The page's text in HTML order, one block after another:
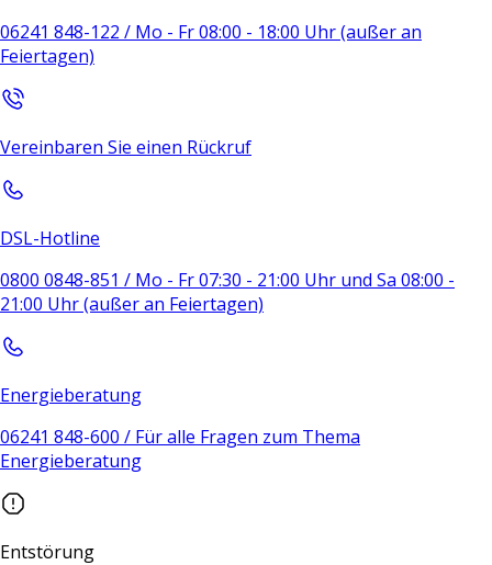
06241 848-122 / Mo - Fr 08:00 - 18:00 Uhr (außer an
Feiertagen)
Vereinbaren Sie einen Rückruf
DSL-Hotline
0800 0848-851 / Mo - Fr 07:30 - 21:00 Uhr und Sa 08:00 -
21:00 Uhr (außer an Feiertagen)
Energieberatung
06241 848-600 / Für alle Fragen zum Thema
Energieberatung
Entstörung